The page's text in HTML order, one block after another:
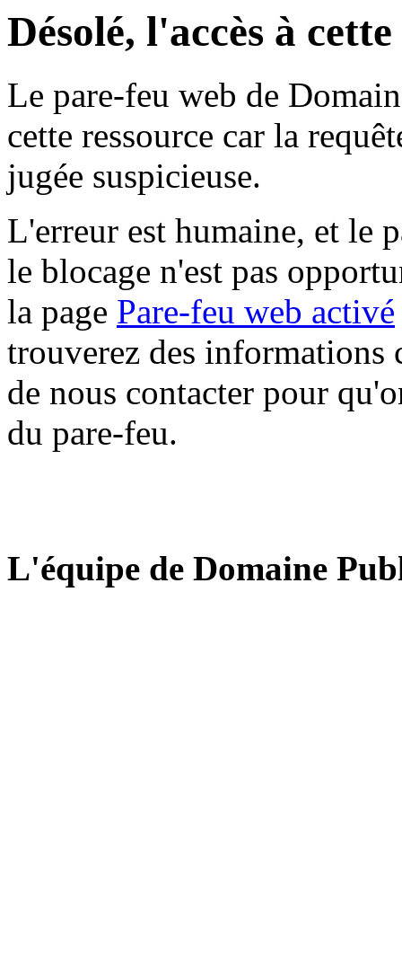
Désolé, l'accès à
Le pare-feu web de
cette ressource car la
jugée suspicieuse.
L'erreur est humaine, et le
le blocage n'est pas
la page Pare-feu web activé
trouverez des informations
de nous contacter pour
du pare-feu.
L'équipe de Domaine